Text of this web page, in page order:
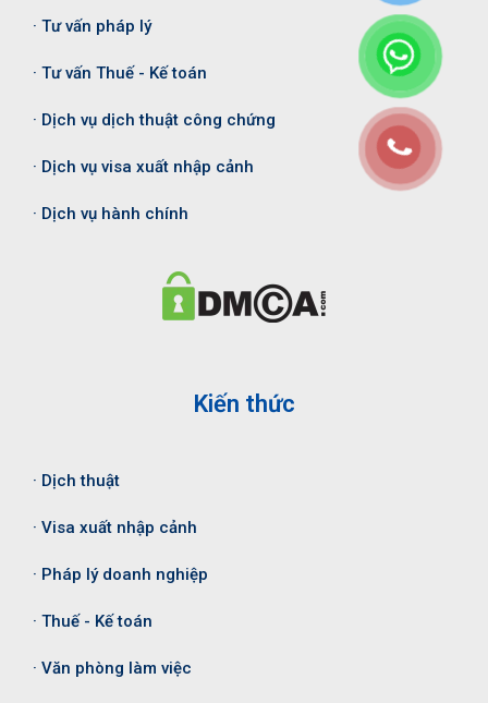
· Tư vấn pháp lý
· Tư vấn Thuế - Kế toán
· Dịch vụ dịch thuật công chứng
· Dịch vụ visa xuất nhập cảnh
· Dịch vụ hành chính
Kiến thức
· Dịch thuật
· Visa xuất nhập cảnh
· Pháp lý doanh nghiệp
· Thuế - Kế toán
· Văn phòng làm việc